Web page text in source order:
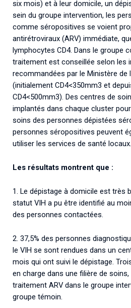
six mois) et à leur domicile, un
sein du groupe intervention, les
comme séropositives se voient
antirétroviraux (ARV) immédiate,
lymphocytes CD4. Dans le groupe
traitement est conseillée selon les
recommandées par le Ministère de
(initialement CD4<350mm3 et
CD4<500mm3). Des centres de
implantés dans chaque cluster
soins des personnes dépistées
personnes séropositives peuvent
utiliser les services de santé locaux.
Les résultats montrent que :
1. Le dépistage à domicile est très
statut VIH a pu être identifié au
des personnes contactées.
2. 37,5% des personnes
le VIH se sont rendues dans un
mois qui ont suivi le dépistage.
en charge dans une filière de
traitement ARV dans le groupe
groupe témoin.